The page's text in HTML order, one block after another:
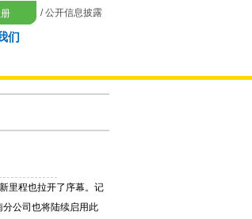
/ 公开信息披露
们
里程也拉开了序幕。记
公司也将陆续启用此